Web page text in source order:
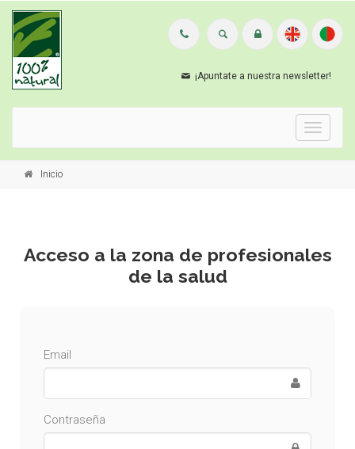
¡Apuntate a nuestra newsletter!
Menu
Inicio
Acceso a la zona de profesionales
de la salud
Email
Contraseña